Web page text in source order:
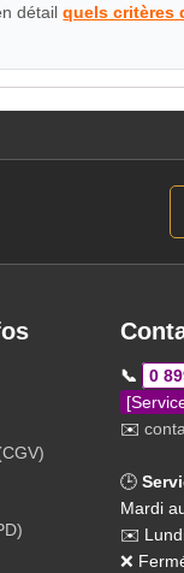
détailquels critères
📞
0
✉️
🕒
Mardi
✉️ Lundi
❌